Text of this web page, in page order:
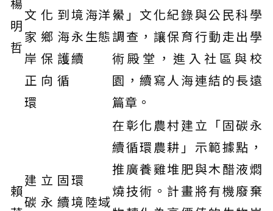
楊
明
哲
文化到
家鄉海
岸保護
正向循
環
境
永
續
海洋
生態
鱟」文化紀錄與公民科學
調查，讓保育行動走出學
術殿堂，進入社區與校
園，續寫人海連結的長遠
篇章。
賴
建立固
碳永續
環
境陸域
在彰化農村建立「固碳永
續循環農耕」示範據點，
推廣養雞堆肥與木醋液燜
燒技術。計畫將有機廢棄